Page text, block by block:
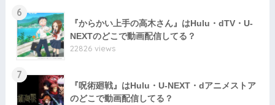
6
『からかい上手の高木さん』はHulu・dTV・U-
NEXTのどこで動画配信してる？
22826 views
7
『呪術廻戦』はHulu・U-NEXT・dアニメストア
のどこで動画配信してる？